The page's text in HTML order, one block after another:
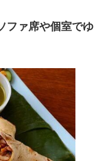
ファ席や個室でゆ